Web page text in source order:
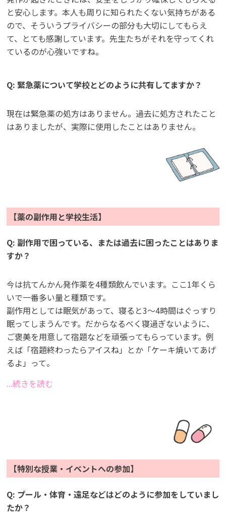
と安心します。本人も周りに知られたくない気持ちがある
ので、そういうプライバシーの部分も大切にしてもらえ
て、とても感謝しています。先生たちがそれを守ってくれ
ているのが心強いですね。
Q: 緊急薬について学校とどのように共有してますか？
現在は緊急薬の処方はありません。過去に処方されたこと
はありましたが、実際に使用したことはありません。
【薬の副作用と学校生活】
Q: 副作用で困っている、または過去に困ったことはありま
すか？
今は抗てんかん発作薬を4種類飲んでいます。ここ1年くら
いで一番多い量と種類です。
副作用としては眠気があって、寝ると3〜4時間はぐっすり
眠ってしまうんです。だからなるべく寝過ぎないように、
ご褒美を用意して宿題などを頑張ってもらっています。例
えば「宿題終わったらアイスね」とか「ケーキ焼いてあげ
るよ」って。
...続きを読む
【特別な授業・イベントへの参加】
Q: プール・体育・遠足などはどのように参加をしていまし
たか？